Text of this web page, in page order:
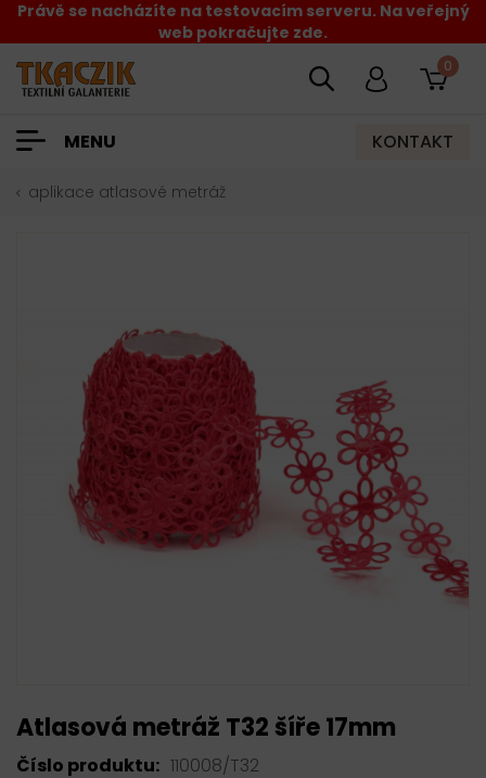
Právě se nacházíte na testovacím serveru. Na veřejný
web pokračujte zde.
0
MENU KONTAKT
aplikace atlasové metráž
Atlasová metráž T32 šíře 17mm
Číslo produktu: 110008/T32